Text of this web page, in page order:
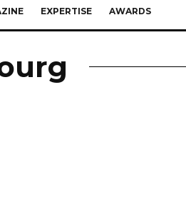
EXPERTISE AWARDS